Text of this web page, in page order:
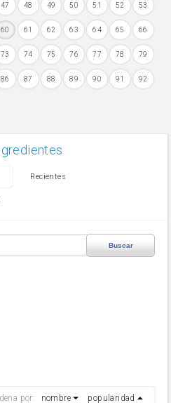
47 48 49 50 51 52 53
60 61 62 63 64 65 66
73 74 75 76 77 78 79
86 87 88 89 90 91 92
Recientes
Buscar
por: nombre popularidad